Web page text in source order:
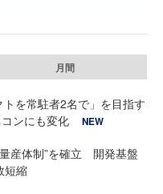
月間
を常駐者2名で」を目指す
ンにも変化
NEW
産体制”を確立 開発基盤
短縮